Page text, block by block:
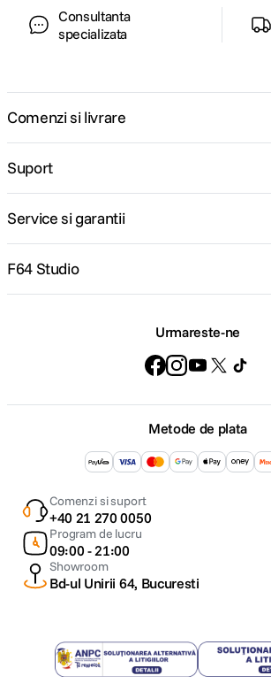
Consultanta
specializata
Comenzi si livrare
Suport
Service si garantii
F64 Studio
Urmareste-ne
Metode de plata
Comenzi si suport
+40 21 270 0050
Program de lucru
09:00 - 21:00
Showroom
Bd-ul Unirii 64, Bucuresti